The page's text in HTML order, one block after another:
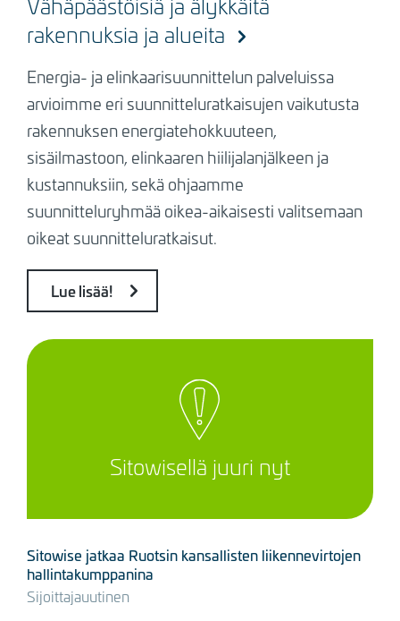
rakennuksia ja alueita
Energia- ja elinkaarisuunnittelun palveluissa
arvioimme eri suunnitteluratkaisujen vaikutusta
rakennuksen energiatehokkuuteen,
sisäilmastoon, elinkaaren hiilijalanjälkeen ja
kustannuksiin, sekä ohjaamme
suunnitteluryhmää oikea-aikaisesti valitsemaan
oikeat suunnitteluratkaisut.
Lue lisää!
Sitowisellä juuri nyt
Sitowise jatkaa Ruotsin kansallisten liikennevirtojen
hallintakumppanina
Sijoittajauutinen